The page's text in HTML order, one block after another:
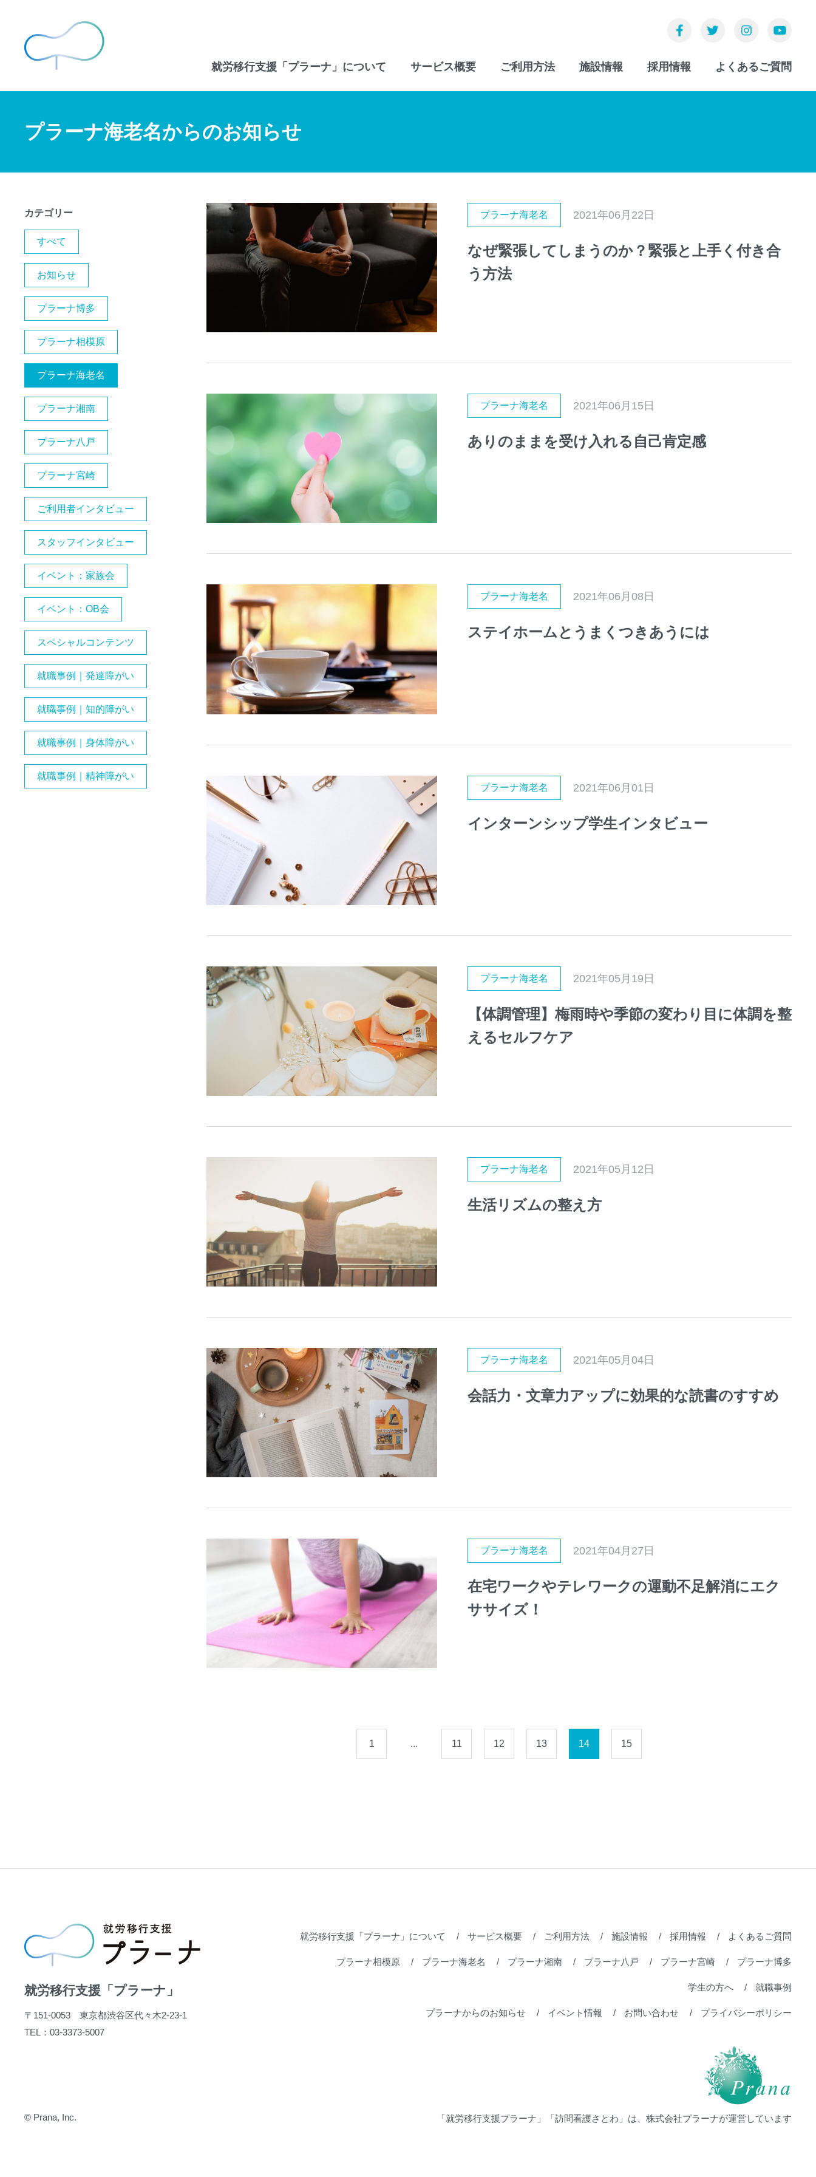
就労移行支援「プラーナ」について サービス概要 ご利用方法 施設情報 採用情報 よくあるご質問
プラーナ海老名からのお知らせ
カテゴリー
すべて
お知らせ
プラーナ博多
プラーナ相模原
プラーナ海老名
プラーナ湘南
プラーナ八戸
プラーナ宮崎
ご利用者インタビュー
スタッフインタビュー
イベント：家族会
イベント：OB会
スペシャルコンテンツ
就職事例｜発達障がい
就職事例｜知的障がい
就職事例｜身体障がい
就職事例｜精神障がい
プラーナ海老名 2021年06月22日
なぜ緊張してしまうのか？緊張と上手く付き合
う方法
プラーナ海老名 2021年06月15日
ありのままを受け入れる自己肯定感
プラーナ海老名 2021年06月08日
ステイホームとうまくつきあうには
プラーナ海老名 2021年06月01日
インターンシップ学生インタビュー
プラーナ海老名 2021年05月19日
【体調管理】梅雨時や季節の変わり目に体調を整
えるセルフケア
プラーナ海老名 2021年05月12日
生活リズムの整え方
プラーナ海老名 2021年05月04日
会話力・文章力アップに効果的な読書のすすめ
プラーナ海老名 2021年04月27日
在宅ワークやテレワークの運動不足解消にエク
ササイズ！
1 ... 11 12 13 14 15
就労移行支援「プラーナ」
〒151-0053 東京都渋谷区代々木2-23-1
TEL：03-3373-5007
就労移行支援「プラーナ」について サービス概要 ご利用方法 施設情報 採用情報 よくあるご質問
プラーナ相模原 プラーナ海老名 プラーナ湘南 プラーナ八戸 プラーナ宮崎 プラーナ博多
学生の方へ 就職事例
プラーナからのお知らせ イベント情報 お問い合わせ プライバシーポリシー
「就労移行支援プラーナ」「訪問看護さとわ」は、株式会社プラーナが運営しています
© Prana, Inc.